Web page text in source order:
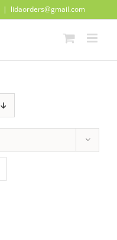
| lidaorders@gmail.com